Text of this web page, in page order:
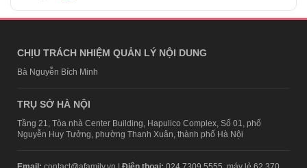
CHỊU TRÁCH NHIỆM QUẢN LÝ NỘI DUNG
Bà Nguyễn Bích Minh
TRỤ SỞ HÀ NỘI
Tầng 21, Tòa nhà Center Building, Hapulico Complex, Số 01, phố
Nguyễn Huy Tưởng, phường Thanh Xuân, thành phố Hà Nội